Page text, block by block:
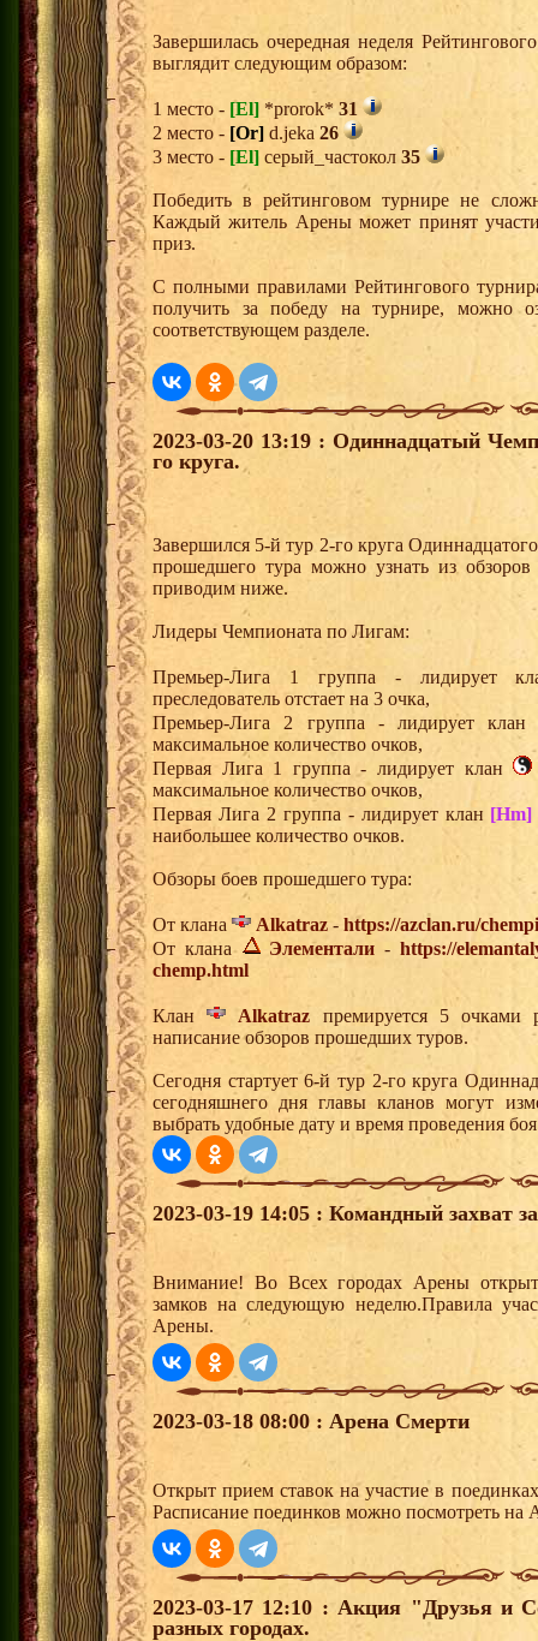
Завершилась очередная неделя
выглядит следующим образом:
1 место - [El] *prorok* 31
2 место - [Or] d.jeka 26
3 место - [El] серый_частокол 35
Победить в рейтинговом турнире не
Каждый житель Арены может принят
приз.
С полными правилами Рейтингового
получить за победу на турнире, можно
соответствующем разделе.
2023-03-20 13:19 : Одиннадцатый
го круга.
Завершился 5-й тур 2-го круга
прошедшего тура можно узнать из
приводим ниже.
Лидеры Чемпионата по Лигам:
Премьер-Лига 1 группа - лидирует
преследователь отстает на 3 очка,
Премьер-Лига 2 группа - лидирует
максимальное количество очков,
Первая Лига 1 группа - лидирует клан
максимальное количество очков,
Первая Лига 2 группа - лидирует клан [Hm]
наибольшее количество очков.
Обзоры боев прошедшего тура:
От клана Alkatraz - https://azclan.ru/
От клана
Элементали -https://
chemp.html
Клан Alkatraz премируется 5 очками
написание обзоров прошедших туров.
Сегодня стартует 6-й тур 2-го круга
сегодняшнего дня главы кланов могут
выбрать удобные дату и время проведения
2023-03-19 14:05 : Командный захват
Внимание! Во Всех городах Арены
замков на следующую неделю.Правила
Арены.
2023-03-18 08:00 : Арена Смерти
Открыт прием ставок на участие в
Расписание поединков можно посмотреть на
2023-03-17 12:10 : Акция "Друзья и
разных городах.